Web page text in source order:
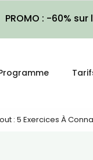
PROMO : -60%
: 5 Exercices À